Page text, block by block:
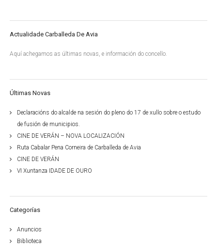
Actualidade Carballeda De Avia
Aquí achegamos as últimas novas, e información do concello.
Últimas Novas
Declaracións do alcalde na sesión do pleno do 17 de xullo sobre o estudo
de fusión de municipios.
CINE DE VERÁN – NOVA LOCALIZACIÓN
Ruta Cabalar Pena Corneira de Carballeda de Avia
CINE DE VERÁN
VI Xuntanza IDADE DE OURO
Categorías
Anuncios
Biblioteca